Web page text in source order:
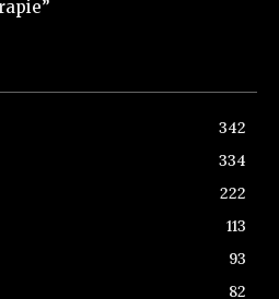
342
334
222
113
93
82